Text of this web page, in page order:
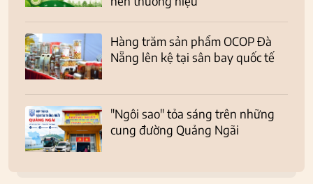
Hàng trăm sản phẩm OCOP Đà
Nẵng lên kệ tại sân bay quốc tế
"Ngôi sao" tỏa sáng trên những
cung đường Quảng Ngãi